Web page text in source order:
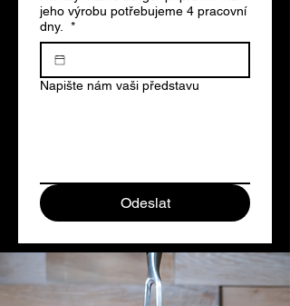
jeho výrobu potřebujeme 4 pracovní
dny.
*
Napište nám vaši představu
Odeslat